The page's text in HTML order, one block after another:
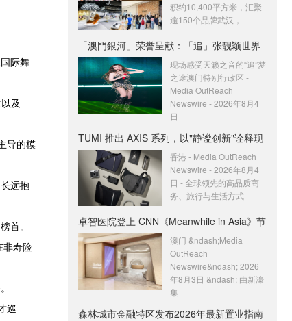
际舞
及
导的模
远抱
首。
非寿险
巡
积约10,400平方米，汇聚
逾150个品牌武汉，
「澳門銀河」荣誉呈献：「追」张靓颖世界
巡
现场感受天籁之音的“追”梦
之途澳门特别行政区 -
Media OutReach
Newswire - 2026年8月4
日
TUMI 推出 AXIS 系列，以"静谧创新"诠释现
香港 - Media OutReach
Newswire - 2026年8月4
日 - 全球领先的高品质商
务、旅行与生活方式
卓智医院登上 CNN《Meanwhile in Asia》节
澳门 &ndash;Media
OutReach
Newswire&ndash; 2026
年8月3日 &ndash; 由新濠
集
森林城市金融特区发布2026年最新置业指南